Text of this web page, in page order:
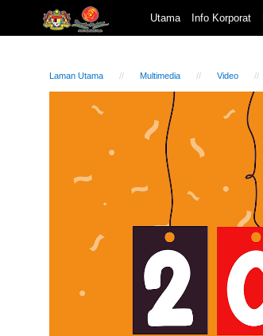
Utama Info Korporat
Laman Utama Multimedia Video